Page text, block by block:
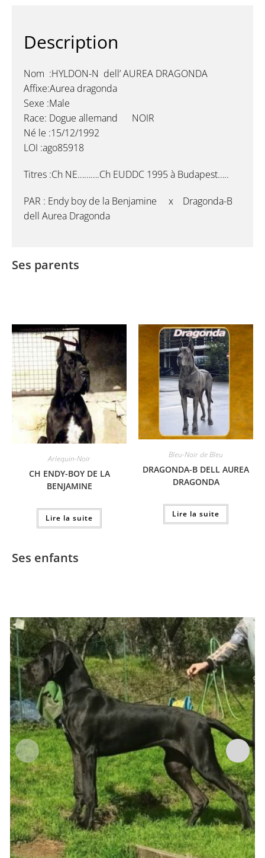
Description
Nom :HYLDON-N dell’ AUREA DRAGONDA
Affixe:Aurea dragonda
Sexe :Male
Race: Dogue allemand NOIR
Né le :15/12/1992
LOI :ago85918
Titres :Ch NE……….Ch EUDDC 1995 à Budapest…..
PAR : Endy boy de la Benjamine x Dragonda-B
dell Aurea Dragonda
Ses parents
Arlequin-Noir
CH ENDY-BOY DE LA
BENJAMINE
Lire la suite
Bleu-Noir de Bleu
DRAGONDA-B DELL AUREA
DRAGONDA
Lire la suite
Ses enfants